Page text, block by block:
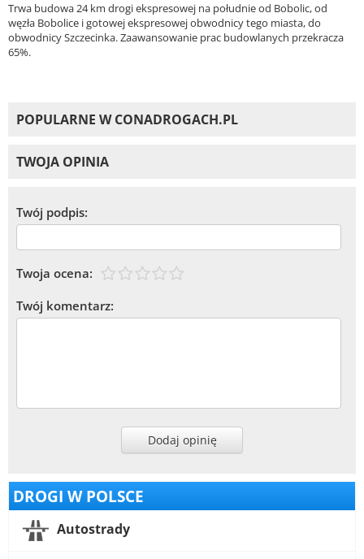
Trwa budowa 24 km drogi ekspresowej na południe od Bobolic, od
węzła Bobolice i gotowej ekspresowej obwodnicy tego miasta, do
obwodnicy Szczecinka. Zaawansowanie prac budowlanych przekracza
65%.
POPULARNE W CONADROGACH.PL
TWOJA OPINIA
Twój podpis:
Twoja ocena:
Twój komentarz:
Dodaj opinię
DROGI W POLSCE
Autostrady